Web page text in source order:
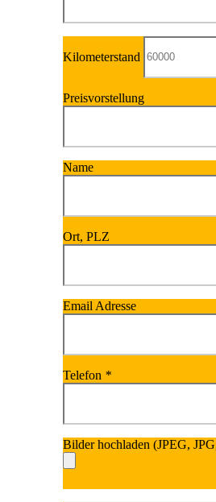
Kilometerstand
Preisvorstellung
Name
Ort, PLZ
Email Adresse
Telefon *
Bilder hochladen (JPEG,